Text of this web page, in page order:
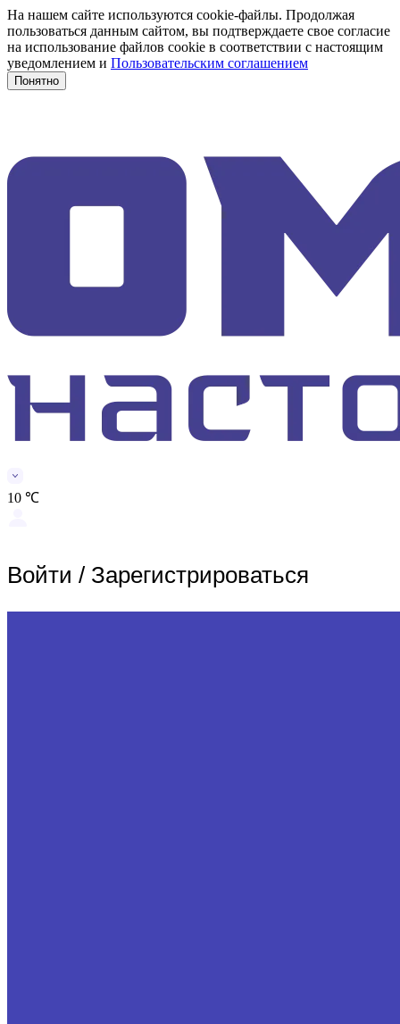
На нашем сайте используются cookie-файлы. Продолжая
пользоваться данным сайтом, вы подтверждаете свое согласие
на использование файлов cookie в соответствии с настоящим
уведомлением и Пользовательским соглашением
Понятно
10 ℃
Войти / Зарегистрироваться